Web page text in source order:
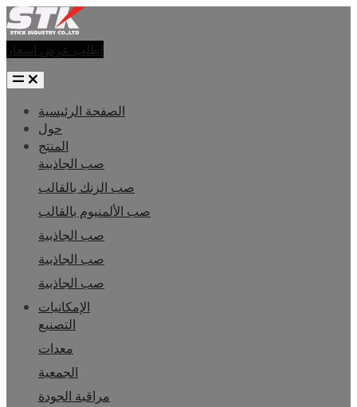
اطلب عرض أسعار
الصفحة الرئيسية
حول
المنتج
صب الجاذبية
صب الزنك بالقالب
صب الألمنيوم بالقالب
صب الجاذبية
صب الجاذبية
صب الجاذبية
الإمكانيات
التصنيع
معدات
الجمعية
مراقبة الجودة